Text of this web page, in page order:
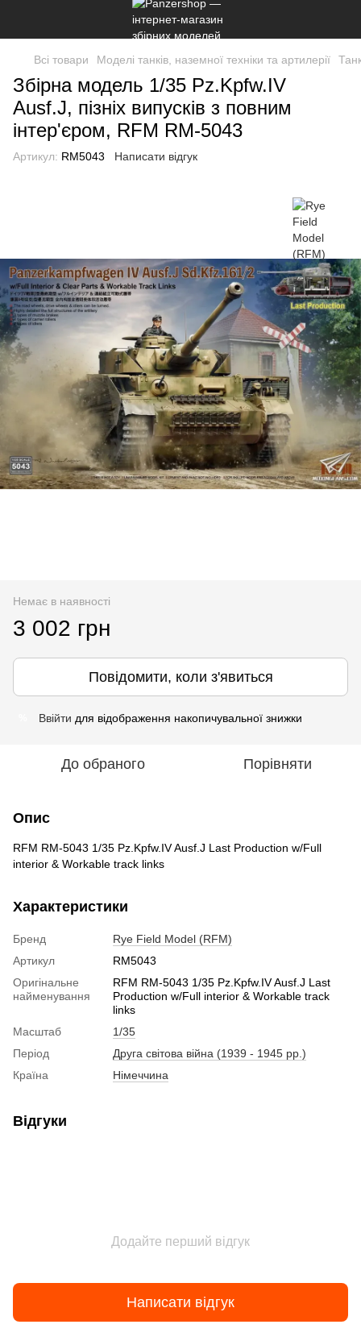
Всі товари Моделі танків, наземної техніки та артилерії
Збірна модель 1/35 Pz.Kpfw.IV
Ausf.J, пізніх випусків з повним
інтер'єром, RFM RM-5043
Артикул: RM5043 Написати відгук
Немає в наявності
3 002 грн
Повідомити, коли з'явиться
Ввійти для відображення накопичувальної знижки
До обраного Порівняти
Опис
RFM RM-5043 1/35 Pz.Kpfw.IV Ausf.J Last Production w/Full
interior & Workable track links
Характеристики
Бренд
Rye Field Model (RFM)
Артикул
RM5043
Оригінальне
найменування
RFM RM-5043 1/35 Pz.Kpfw.IV Ausf.J Last
Production w/Full interior & Workable track
links
Масштаб
1/35
Період
Друга світова війна (1939 - 1945 рр.)
Країна
Німеччина
Відгуки
Додайте перший відгук
Написати відгук